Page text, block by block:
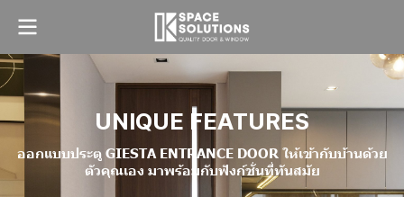
UNIQUE FEATURES
ออกแบบประตู GIESTA ENTRANCE DOOR ให้เข้ากับบ้าน ด้วย
ตัวคุณเอง มาพร้อมกับฟังก์ชั่นที่ทันสมัย